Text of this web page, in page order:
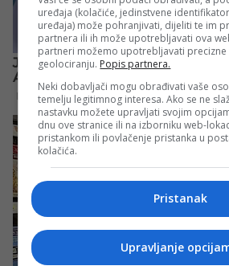
uređaja (kolačiće, jedinstvene
uređaja) može pohranjivati, dijeliti te im
partnera ili ih može upotrebljavati ova
partneri možemo upotrebljavati
geolociranju. Popis partnera.
Neki dobavljači mogu obrađivati vaše
temelju legitimnog interesa. Ako se ne
nastavku možete upravljati svojim
dnu ove stranice ili na izborniku web-
pristankom ili povlačenje pristanka u
kolačića.
Pristanak
Upravljanje